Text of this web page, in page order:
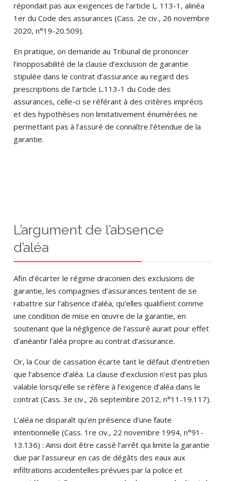
répondait pas aux exigences de l’article L. 113-1, alinéa
1er du Code des assurances (Cass. 2e civ., 26 novembre
2020, n°19-20.509).
En pratique, on demande au Tribunal de prononcer
l’inopposabilité de la clause d’exclusion de garantie
stipulée dans le contrat d’assurance au regard des
prescriptions de l’article L.113-1 du Code des
assurances, celle-ci se référant à des critères imprécis
et des hypothèses non limitativement énumérées ne
permettant pas à l’assuré de connaître l’étendue de la
garantie.
L’argument de l’absence
d’aléa
Afin d’écarter le régime draconien des exclusions de
garantie, les compagnies d’assurances tentent de se
rabattre sur l’absence d’aléa, qu’elles qualifient comme
une condition de mise en œuvre de la garantie, en
soutenant que la négligence de l’assuré aurait pour effet
d’anéantir l’aléa propre au contrat d’assurance.
Or, la Cour de cassation écarte tant le défaut d’entretien
que l’absence d’aléa. La clause d’exclusion n’est pas plus
valable lorsqu’elle se réfère à l’exigence d’aléa dans le
contrat (Cass. 3e civ., 26 septembre 2012, n°11-19.117).
L’aléa ne disparaît qu’en présence d’une faute
intentionnelle (Cass. 1re civ., 22 novembre 1994, n°91-
13.136) : Ainsi doit être cassé l’arrêt qui limite la garantie
due par l’assureur en cas de dégâts des eaux aux
infiltrations accidentelles prévues par la police et